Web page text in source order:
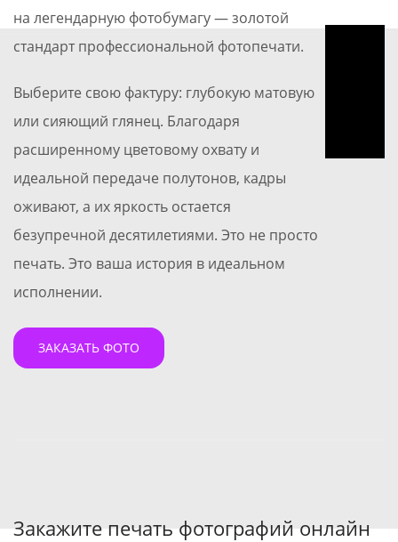
на легендарную фотобумагу — золотой
стандарт профессиональной фотопечати.
Выберите свою фактуру: глубокую матовую
или сияющий глянец. Благодаря
расширенному цветовому охвату и
идеальной передаче полутонов, кадры
оживают, а их яркость остается
безупречной десятилетиями. Это не просто
печать. Это ваша история в идеальном
исполнении.
ЗАКАЗАТЬ ФОТО
Закажите печать фотографий онлайн